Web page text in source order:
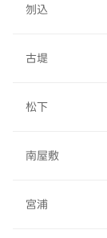
刎込
古堤
松下
南屋敷
宮浦